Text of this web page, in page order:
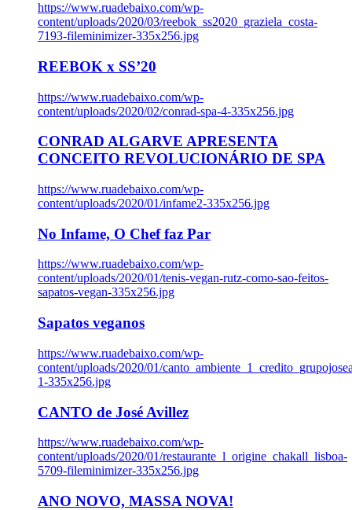
https://www.ruadebaixo.com/wp-
content/uploads/2020/03/reebok_ss2020_graziela_costa-
7193-fileminimizer-335x256.jpg
REEBOK x SS’20
https://www.ruadebaixo.com/wp-
content/uploads/2020/02/conrad-spa-4-335x256.jpg
CONRAD ALGARVE APRESENTA
CONCEITO REVOLUCIONÁRIO DE SPA
https://www.ruadebaixo.com/wp-
content/uploads/2020/01/infame2-335x256.jpg
No Infame, O Chef faz Par
https://www.ruadebaixo.com/wp-
content/uploads/2020/01/tenis-vegan-rutz-como-sao-feitos-
sapatos-vegan-335x256.jpg
Sapatos veganos
https://www.ruadebaixo.com/wp-
content/uploads/2020/01/
1-335x256.jpg
CANTO de José Avillez
https://www.ruadebaixo.com/wp-
content/uploads/2020/01/restaurante_l_origine_chakall_lisboa-
5709-fileminimizer-335x256.jpg
ANO NOVO, MASSA NOVA!